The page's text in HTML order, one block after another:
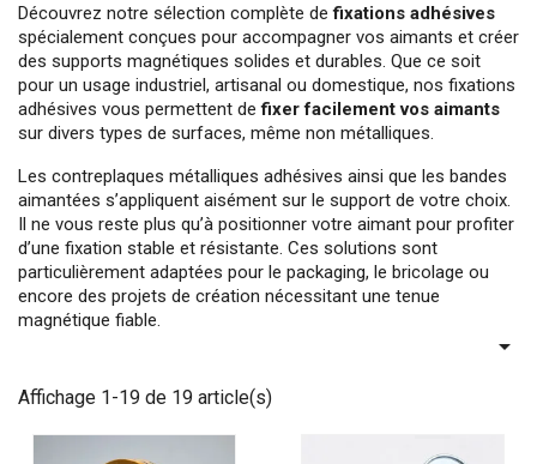
Découvrez notre sélection complète defixations adhésives
spécialement conçues pour accompagner vos aimants et créer
des supports magnétiques solides et durables. Que ce soit
pour un usage industriel, artisanal ou domestique, nos fixations
adhésives vous permettent defixer facilement vos aimants
sur divers types de surfaces, même non métalliques.
Les contreplaques métalliques adhésives ainsi que les bandes
aimantées s’appliquent aisément sur le support de votre choix.
Il ne vous reste plus qu’à positionner votre aimant pour profiter
d’une fixation stable et résistante. Ces solutions sont
particulièrement adaptées pour le packaging, le bricolage ou
encore des projets de création nécessitant une tenue
magnétique fiable.

Affichage 1-19 de 19 article(s)